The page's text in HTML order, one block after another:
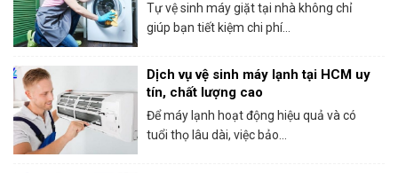
Tự vệ sinh máy giặt tại nhà không chỉ
giúp bạn tiết kiệm chi phí...
Dịch vụ vệ sinh máy lạnh tại HCM uy
tín, chất lượng cao
Để máy lạnh hoạt động hiệu quả và có
tuổi thọ lâu dài, việc bảo...